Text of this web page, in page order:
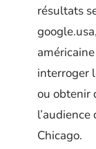
résultats
interroger
ou obtenir
Chicago.